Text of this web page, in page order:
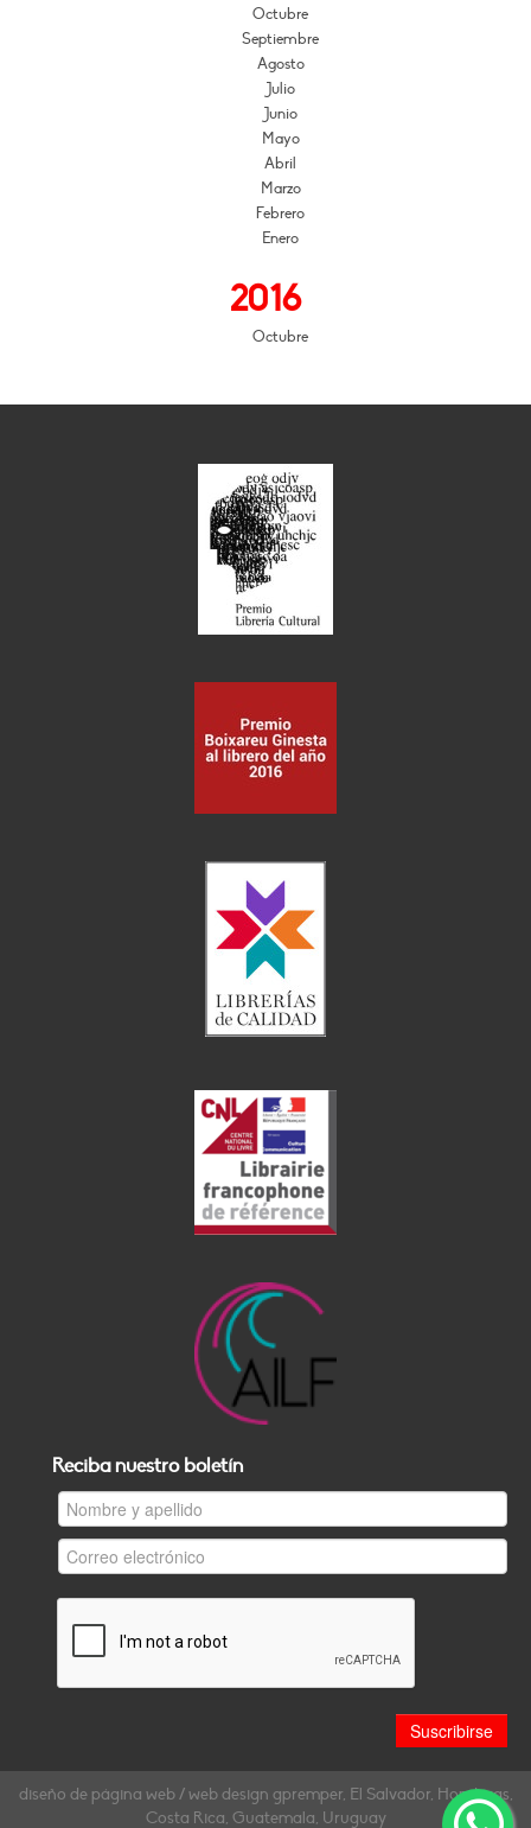
Octubre
Septiembre
Agosto
Julio
Junio
Mayo
Abril
Marzo
Febrero
Enero
2016
Octubre
Reciba nuestro boletín
diseño de página web / web design gpremper, El Salvador, Honduras,
Costa Rica, Guatemala, Uruguay